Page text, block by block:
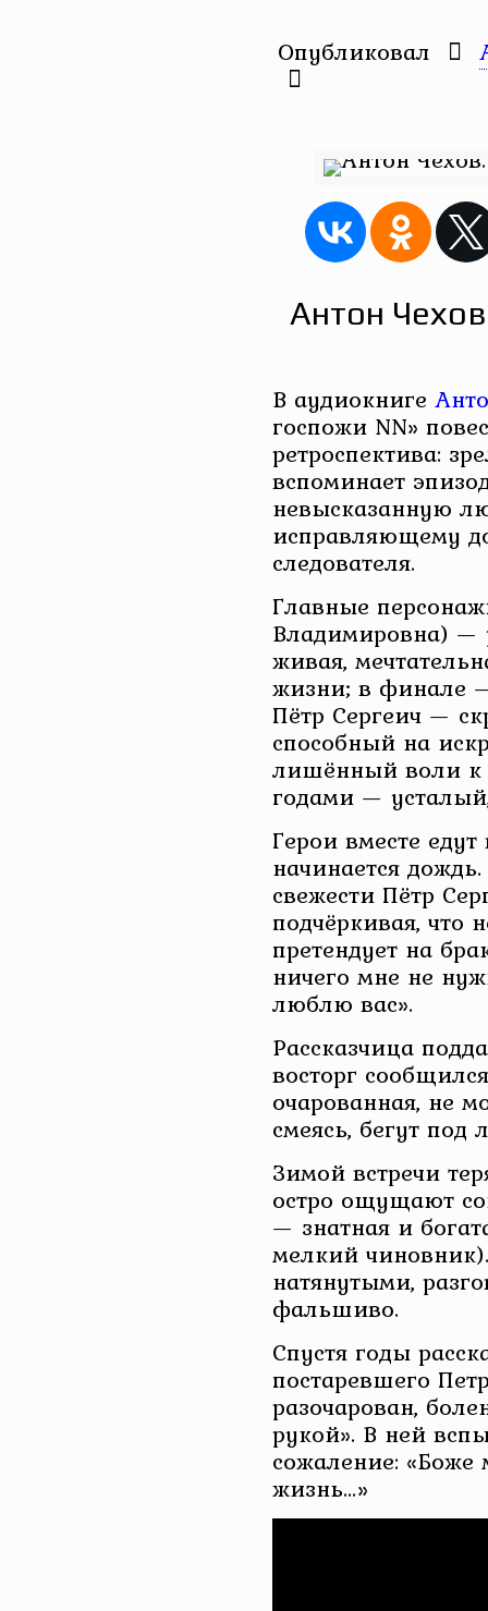
Опубликовал
Антон
В аудиокниге
госпожи NN»
ретроспектива:
вспоминает
невысказанную
исправляющему
следователя.
Главные
Владимировна) —
живая,
жизни; в финале
Пётр Сергеич —
способный на
лишённый воли к
годами —
Герои вместе
начинается
свежести Пётр
подчёркивая, что
претендует на
ничего мне не
люблю вас».
Рассказчица
восторг
очарованная, не
смеясь, бегут под
Зимой встречи
остро ощущают
— знатная и
мелкий
натянутыми,
фальшиво.
Спустя годы
постаревшего
разочарован,
рукой». В ней
сожаление:
жизнь…»